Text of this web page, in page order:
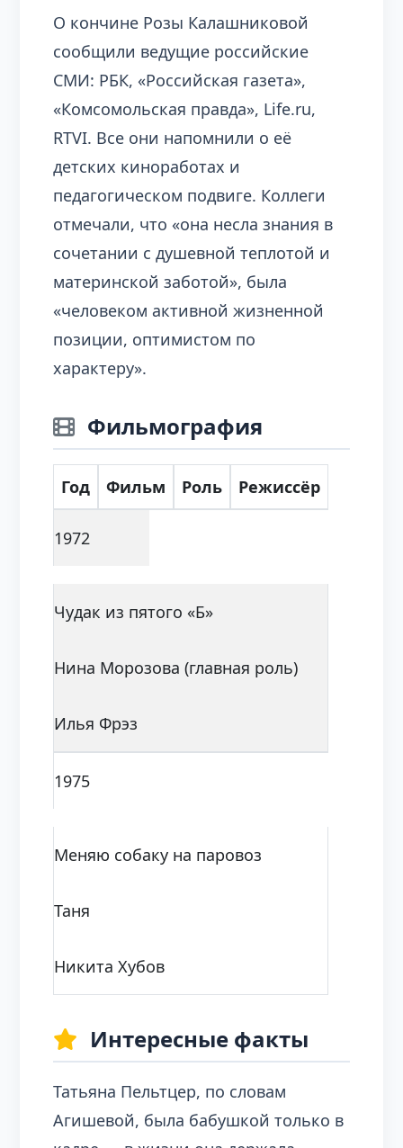
О кончине Розы Калашниковой
сообщили ведущие российские
СМИ: РБК, «Российская газета»,
«Комсомольская правда», Life.ru,
RTVI. Все они напомнили о её
детских киноработах и
педагогическом подвиге. Коллеги
отмечали, что «она несла знания в
сочетании с душевной теплотой и
материнской заботой», была
«человеком активной жизненной
позиции, оптимистом по
характеру».
Фильмография
Год Фильм Роль Режиссёр
1972
Чудак из пятого «Б»
Нина Морозова (главная роль)
Илья Фрэз
1975
Меняю собаку на паровоз
Таня
Никита Хубов
Интересные факты
Татьяна Пельтцер, по словам
Агишевой, была бабушкой только в